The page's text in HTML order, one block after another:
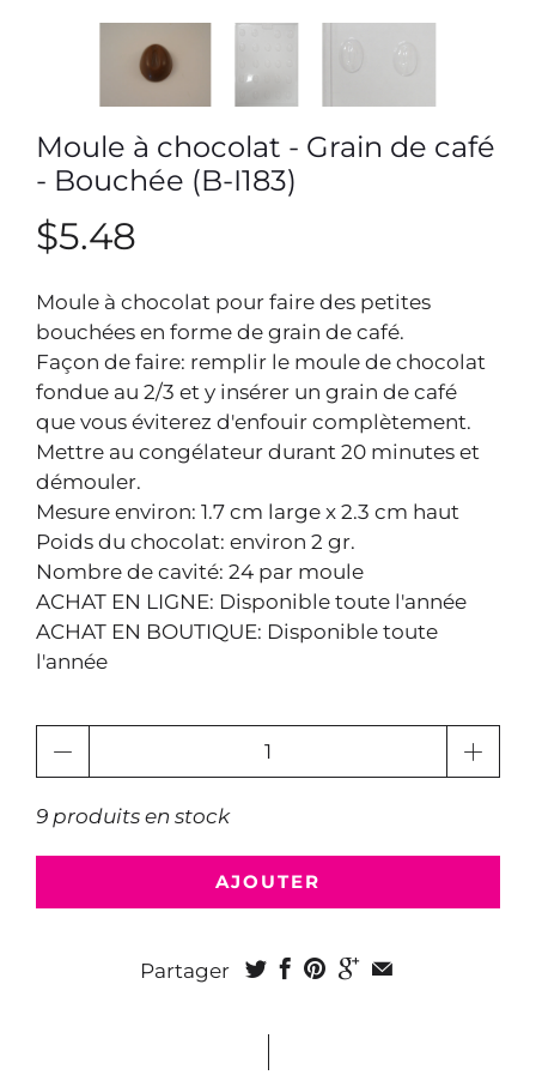
Moule à chocolat - Grain de café
- Bouchée (B-I183)
$5.48
Moule à chocolat pour faire des petites
bouchées en forme de grain de café.
Façon de faire: remplir le moule de chocolat
fondue au 2/3 et y insérer un grain de café
que vous éviterez d'enfouir complètement.
Mettre au congélateur durant 20 minutes et
démouler.
Mesure environ: 1.7 cm large x 2.3 cm haut
Poids du chocolat: environ 2 gr.
Nombre de cavité: 24 par moule
ACHAT EN LIGNE: Disponible toute l'année
ACHAT EN BOUTIQUE: Disponible toute
l'année
9 produits en stock
AJOUTER
Partager